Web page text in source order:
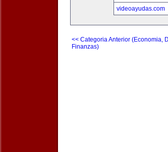
videoayudas.com
<< Categoria Anterior (Economia,
Finanzas)